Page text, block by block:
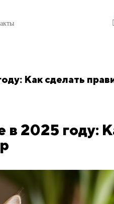
Как сделать
2025 году: